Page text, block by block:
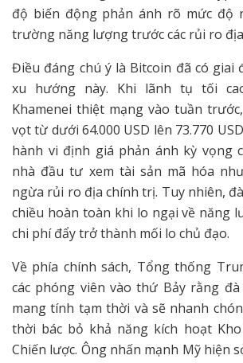
độ biến động phản ánh rõ mức độ
trường năng lượng trước các rủi ro
Điều đáng chú ý là Bitcoin đã có giai
xu hướng này. Khi lãnh tụ tối
Khamenei thiệt mạng vào tuần
vọt từ dưới 64.000 USD lên 73.770
hành vi định giá phản ánh kỳ vọng
nhà đầu tư xem tài sản mã hóa
ngừa rủi ro địa chính trị. Tuy nhiên,
chiều hoàn toàn khi lo ngại về năng
chi phí đẩy trở thành mối lo chủ đạo.
Về phía chính sách, Tổng thống
các phóng viên vào thứ Bảy rằng
mang tính tạm thời và sẽ nhanh
thời bác bỏ khả năng kích hoạt
Chiến lược. Ông nhấn mạnh Mỹ hiện